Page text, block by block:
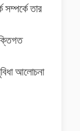
তার
আলোচনা